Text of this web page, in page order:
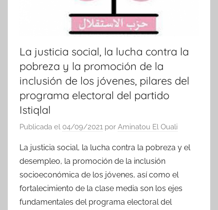
La justicia social, la lucha contra la
pobreza y la promoción de la
inclusión de los jóvenes, pilares del
programa electoral del partido
Istiqlal
Publicada el 04/09/2021 por Aminatou El Ouali
La justicia social, la lucha contra la pobreza y el
desempleo, la promoción de la inclusión
socioeconómica de los jóvenes, así como el
fortalecimiento de la clase media son los ejes
fundamentales del programa electoral del